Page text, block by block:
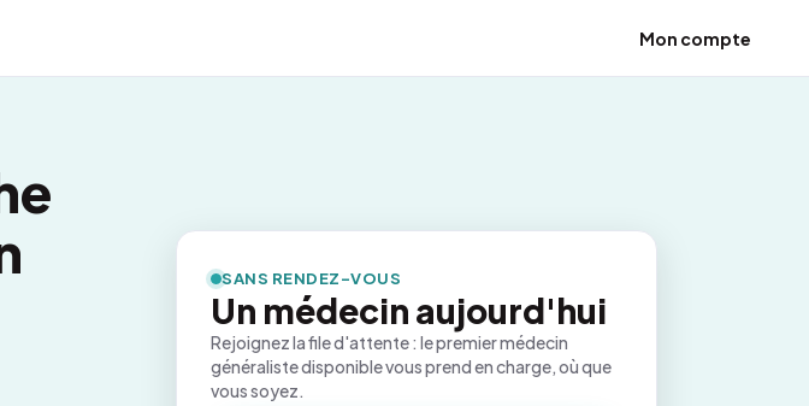
Mon compte
SANS RENDEZ-VOUS
Un médecin aujourd'hui
Rejoignez la file d'attente : le premier médecin
généraliste disponible vous prend en charge, où que
vous soyez.